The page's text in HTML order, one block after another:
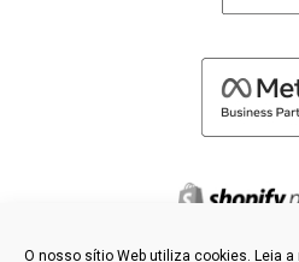
O nosso sítio Web utiliza cookies. Leia